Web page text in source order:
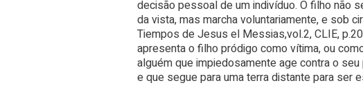
decisão pessoal de um indivíduo. O filho não
da vista, mas marcha voluntariamente, e sob
Tiempos de Jesus el Messias,vol.2, CLIE,
apresenta o filho pródigo como vítima, ou
alguém que impiedosamente age contra o
e que segue para uma terra distante para ser